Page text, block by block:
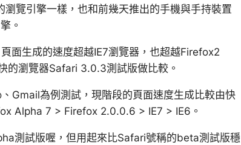
覽引擎一樣，也和前幾天推出的手機與手持裝置
。
面生成的速度超越IE7瀏覽器，也超越Firefox2
的瀏覽器Safari 3.0.3測試版做比較。
Gmail為例測試，現階段的頁面速度生成比較由快
Alpha 7 > Firefox 2.0.0.6 > IE7 > IE6。
測試版喔，但用起來比Safari號稱的beta測試版穩